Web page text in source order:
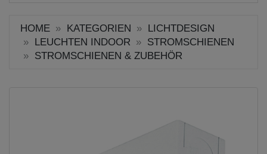
HOME KATEGORIEN
LICHTDESIGN
LEUCHTEN INDOOR
STROMSCHIENEN
STROMSCHIENEN & ZUBEHÖR